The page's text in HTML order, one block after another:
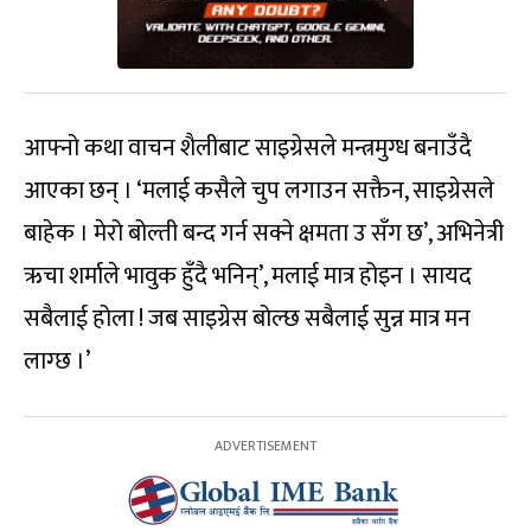
आफ्नो कथा वाचन शैलीबाट साइग्रेसले मन्त्रमुग्ध बनाउँदै
आएका छन् । ‘मलाई कसैले चुप लगाउन सक्तैन, साइग्रेसले
बाहेक । मेरो बोल्ती बन्द गर्न सक्ने क्षमता उ सँग छ’, अभिनेत्री
ऋचा शर्माले भावुक हुँदै भनिन्’, मलाई मात्र होइन । सायद
सबैलाई होला ! जब साइग्रेस बोल्छ सबैलाई सुन्न मात्र मन
लाग्छ ।’